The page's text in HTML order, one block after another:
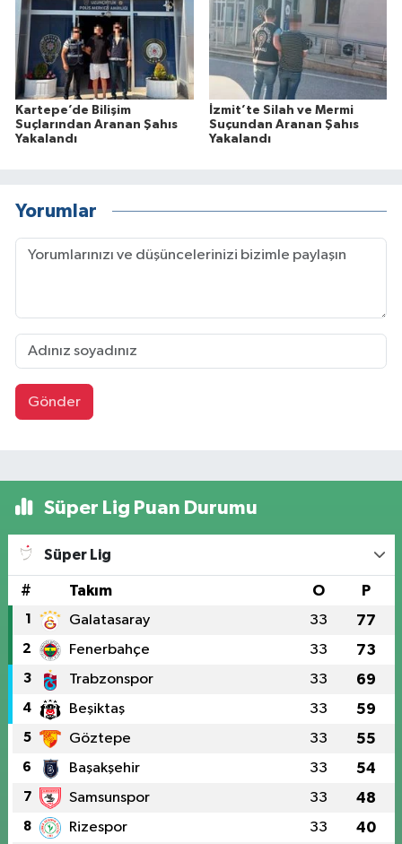
Kartepe’de Bilişim
Suçlarından Aranan Şahıs
Yakalandı
İzmit’te Silah ve Mermi
Suçundan Aranan Şahıs
Yakalandı
Yorumlar
Gönder
Süper Lig Puan Durumu
Süper Lig
# Takım O P
1 Galatasaray 33 77
2 Fenerbahçe 33 73
3 Trabzonspor 33 69
4 Beşiktaş 33 59
5 Göztepe 33 55
6 Başakşehir 33 54
7 Samsunspor 33 48
8 Rizespor 33 40